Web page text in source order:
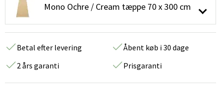
Mono Ochre / Cream tæppe 70 x 300 cm
Betal efter levering
Åbent køb i 30 dage
2 års garanti
Prisgaranti